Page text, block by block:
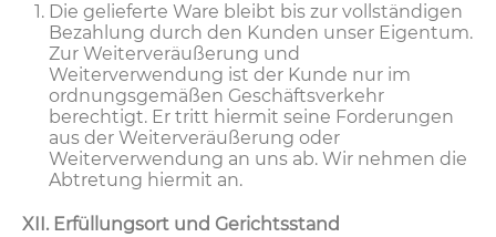
Die gelieferte Ware bleibt bis zur vollständigen
Bezahlung durch den Kunden unser Eigentum.
Zur Weiterveräußerung und
Weiterverwendung ist der Kunde nur im
ordnungsgemäßen Geschäftsverkehr
berechtigt. Er tritt hiermit seine Forderungen
aus der Weiterveräußerung oder
Weiterverwendung an uns ab. Wir nehmen die
Abtretung hiermit an.
XII. Erfüllungsort und Gerichtsstand